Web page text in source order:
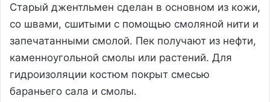
Старый джентльмен сделан в основном из кожи,
со швами, сшитыми с помощью смоляной нити и
запечатанными смолой. Пек получают из нефти,
каменноугольной смолы или растений. Для
гидроизоляции костюм покрыт смесью
бараньего сала и смолы.